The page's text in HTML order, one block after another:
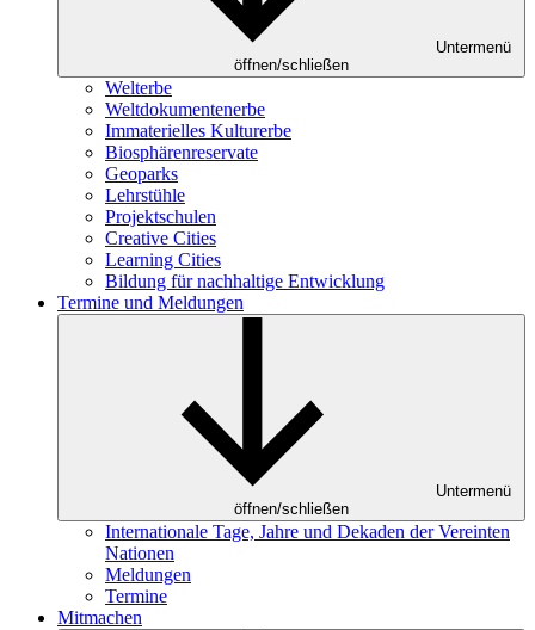
Untermenü
öffnen/schließen
Welterbe
Weltdokumentenerbe
Immaterielles Kulturerbe
Biosphärenreservate
Geoparks
Lehrstühle
Projektschulen
Creative Cities
Learning Cities
Bildung für nachhaltige Entwicklung
Termine und Meldungen
Untermenü
öffnen/schließen
Internationale Tage, Jahre und Dekaden der Vereinten
Nationen
Meldungen
Termine
Mitmachen